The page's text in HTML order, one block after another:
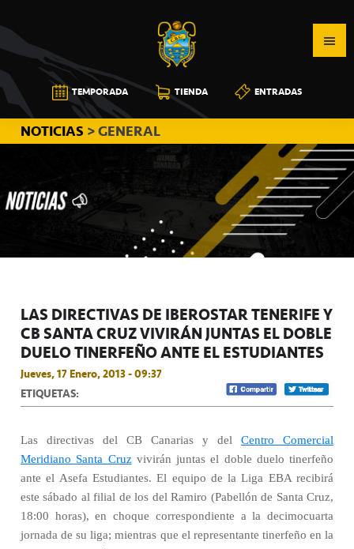
a
la
navegación
principal
al
contenido
principal
a
la
barra
lateral
principal
CB
CANARIAS
TEMPORADA TIENDA ENTRADAS
NOTICIAS > GENERAL
LAS DIRECTIVAS DE IBEROSTAR TENERIFE Y
CB SANTA CRUZ VIVIRÁN JUNTAS EL DOBLE
DUELO TINERFEÑO ANTE EL ESTUDIANTES
Jueves, 17 Enero, 2013 - 09:37
ETIQUETAS:
Las directivas del CB Canarias y del Centro Comercial
Meridiano Santa Cruzvivirán juntas el doble duelo tinerfeño
ante el Asefa Estudiantes. El equipo de la Liga EBA recibirá
este sábado al filial de los del Ramiro (Pabellón de Santa Cruz,
18:00 horas), en choque correspondiente a la decimocuarta
jornada de su liga; mientras que el representante tinerfeño en la